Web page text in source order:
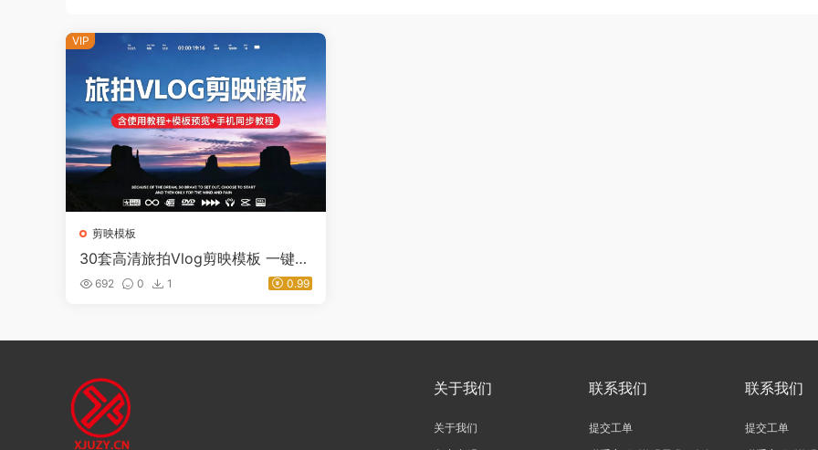
剪映模板
30套高清旅拍Vlog剪映模板 一键套
用 轻松制作旅行短视频 含使用教程
+模板预览+手机同步教程
692 0 1 0.99
VIP
关于我们
关于我们
联系我们
提交工单
联系我们
提交工单